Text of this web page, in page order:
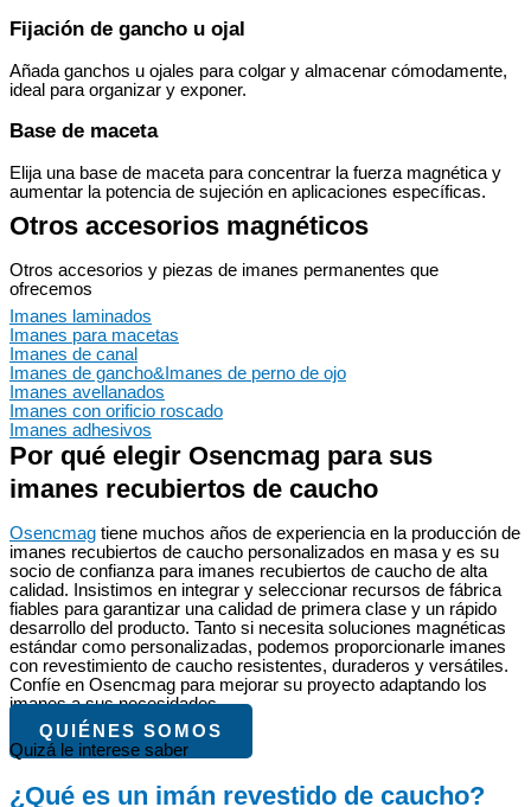
Fijación de gancho u ojal
Añada ganchos u ojales para colgar y almacenar cómodamente,
ideal para organizar y exponer.
Base de maceta
Elija una base de maceta para concentrar la fuerza magnética y
aumentar la potencia de sujeción en aplicaciones específicas.
Otros accesorios magnéticos
Otros accesorios y piezas de imanes permanentes que
ofrecemos
Imanes laminados
Imanes para macetas
Imanes de canal
Imanes de gancho&Imanes de perno de ojo
Imanes avellanados
Imanes con orificio roscado
Imanes adhesivos
Por qué elegir Osencmag para sus
imanes recubiertos de caucho
Osencmag tiene muchos años de experiencia en la producción de
imanes recubiertos de caucho personalizados en masa y es su
socio de confianza para imanes recubiertos de caucho de alta
calidad. Insistimos en integrar y seleccionar recursos de fábrica
fiables para garantizar una calidad de primera clase y un rápido
desarrollo del producto. Tanto si necesita soluciones magnéticas
estándar como personalizadas, podemos proporcionarle imanes
con revestimiento de caucho resistentes, duraderos y versátiles.
Confíe en Osencmag para mejorar su proyecto adaptando los
imanes a sus necesidades.
QUIÉNES SOMOS
Quizá le interese saber
¿Qué es un imán revestido de caucho?